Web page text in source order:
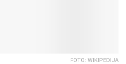
FOTO: WIKIPEDIJA